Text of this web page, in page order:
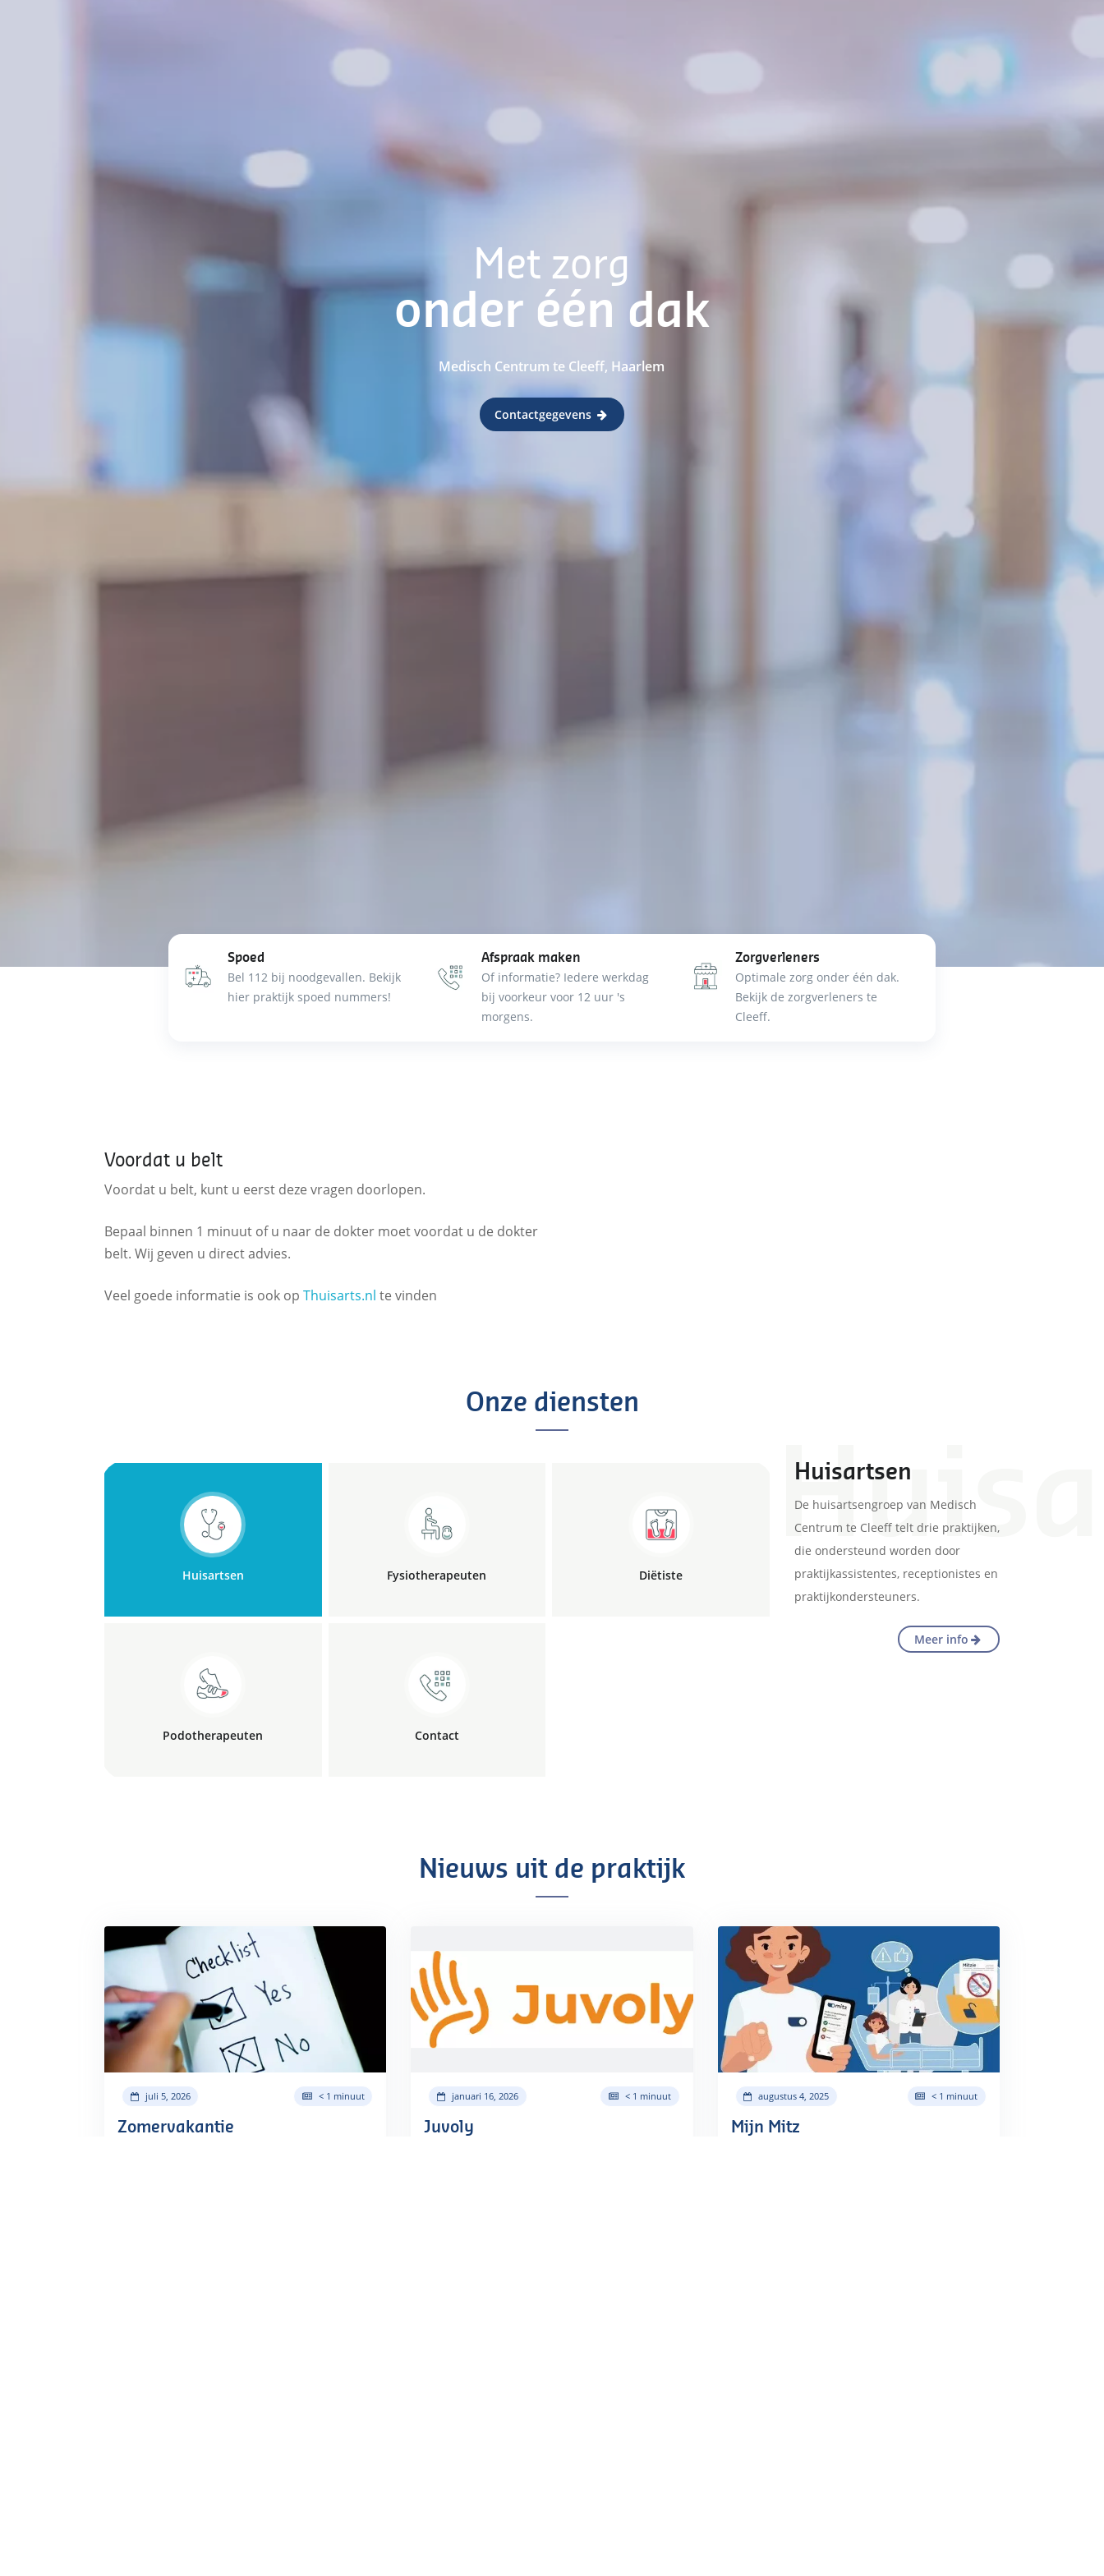
Met zorg
onder één dak
Medisch Centrum te Cleeff, Haarlem
Contactgegevens
Spoed
Bel 112 bij noodgevallen. Bekijk
hier praktijk spoed nummers!
Afspraak maken
Of informatie? Iedere werkdag
bij voorkeur voor 12 uur 's
morgens.
Zorgverleners
Optimale zorg onder één dak.
Bekijk de zorgverleners te
Cleeff.
Voordat u belt
Voordat u belt, kunt u eerst deze vragen doorlopen.
Bepaal binnen 1 minuut of u naar de dokter moet voordat u de dokter
belt. Wij geven u direct advies.
Veel goede informatie is ook op Thuisarts.nl te vinden
Onze diensten
Huisartsen Fysio­therapeuten Diëtiste
Podo­therapeuten Contact
Huisartsen
De huisartsengroep van Medisch
Centrum te Cleeff telt drie praktijken,
die ondersteund worden door
praktijkassistentes, receptionistes en
praktijkondersteuners.
Meer info Huisartsen
Nieuws uit de praktijk
< 1 minuut
juli 5, 2026
Zomervakantie
< 1 minuut
januari 16, 2026
Juvoly
< 1 minuut
augustus 4, 2025
Mijn Mitz